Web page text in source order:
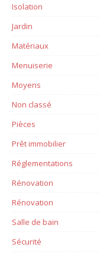
Isolation
Jardin
Matériaux
Menuiserie
Moyens
Non classé
Pièces
Prêt immobilier
Réglementations
Rénovation
Rénovation
Salle de bain
Sécurité